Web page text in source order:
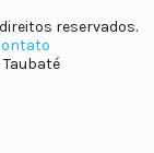
reservados.
Taubaté